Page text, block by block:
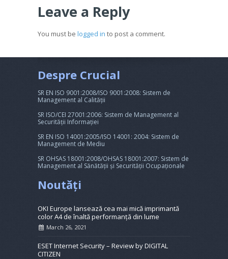
Leave a Reply
You must be logged in to post a comment.
Despre Crucial
SR EN ISO 9001:2008/ISO 9001:2008: Sistem de
Management al Calității
SR ISO/CEI 27001:2006: Sistem de Management al
Securității Informației
SR EN ISO 14001:2005/ISO 14001: 2004: Sistem de
Management de Mediu
SR OHSAS 18001:2008/OHSAS 18001:2007: Sistem de
Management al Sănătății și Securității Ocupaționale
Noutăți
OKI Europe lansează cea mai mică imprimantă
color A4 de înaltă performanță din lume
March 26, 2021
ESET Internet Security – Review by DIGITAL
CITIZEN